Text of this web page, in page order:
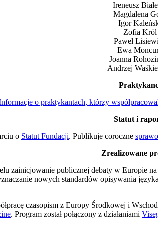
Ireneusz
Magdalena
Igor
Zofia Król
Paweł
Ewa
Joanna
Andrzej
o praktykantach, którzy
Statut i
o Statut Fundacji. Publikuje coroczne
Zrealizowane
zainicjowanie publicznej debaty w Europie
nowych standardów opisywania
czasopism z Europy Środkowej i
. Program został połączony z działaniami